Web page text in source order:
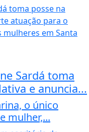
Sardá toma
e anuncia...
o único
mulher,...